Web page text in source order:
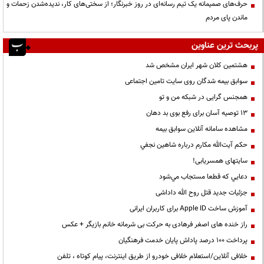
حرف‌های صمیمانه یک تیم رسانه‌ای در روز خبرنگار؛ از سختی‌های کار، ندیده‌شدن زحمات و
ماندن پای مردم
پربحث ترین عناوین
هشتمین کلان شهر ایران مشخص شد
سوابق بیمه شدگان روی سایت تامین اجتماعی
همجنس گرایی در شبکه من و تو
13 توصیه آسان برای رفع بوی بد دهان
مشاهده سامانه آنلاين سوابق بیمه
حكم آيت‌الله مكارم درباره شاهين نجفي
سایتهای همسریابی!
دعايي كه قطعا مستجاب مي‌شود
جزئیات جدید قتل روح الله داداشی
آموزش ساخت Apple ID برای کاربران ایرانی
راز خنده های اصغر فرهادی به حرکت بی شرمانه خانم بازیگر + عکس
پرداخت ۱۰۰ درصد پاداش پایان خدمت فرهنگیان
خلافی آنلاین/استعلام خلافی خودرو از طریق اینترنت، پیام کوتاه ، تلفن